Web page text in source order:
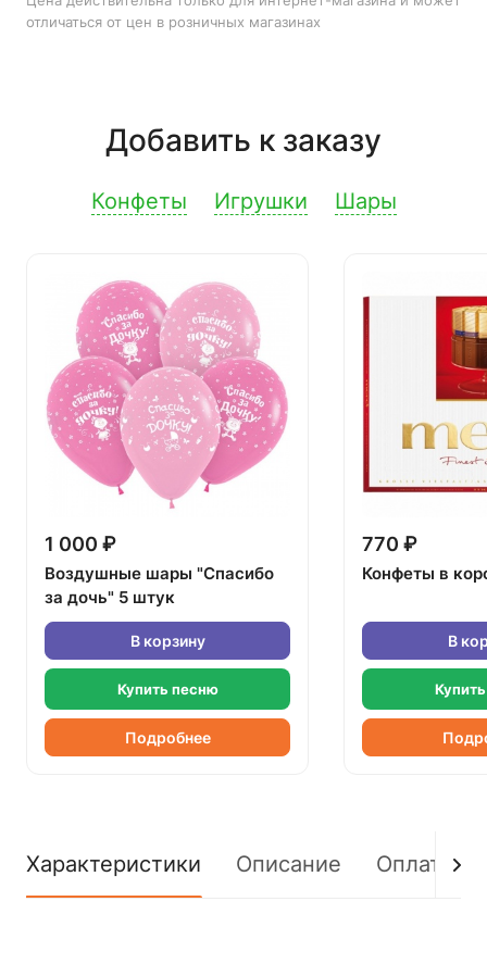
отличаться от цен в розничных магазинах
Добавить к заказу
Конфеты Игрушки Шары
1 000 ₽
Воздушные шары "Спасибо
за дочь" 5 штук
В корзину
Купить песню
Подробнее
770 ₽
Конфеты в
В
Характеристики Описание Оплата